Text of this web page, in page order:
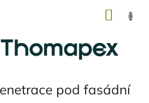
pod fasádní